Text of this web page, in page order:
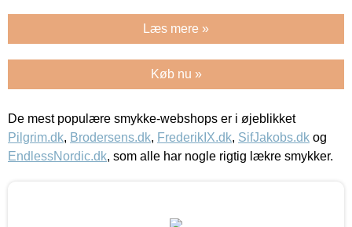
Læs mere »
Køb nu »
De mest populære smykke-webshops er i øjeblikket
Pilgrim.dk, Brodersens.dk, FrederikIX.dk, SifJakobs.dk og
EndlessNordic.dk, som alle har nogle rigtig lækre smykker.